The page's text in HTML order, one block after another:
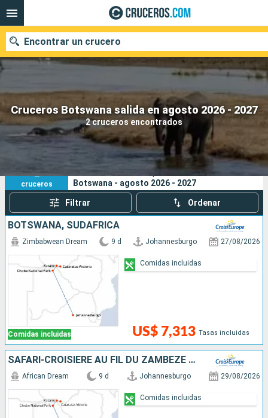
Cruceros Botswana salida en agosto 2026 - 2027
2 cruceros encontrados
Encontrar un crucero
Nuestros destinos
Fecha de salida
Puertos Compañías
Buscar
2
cruceros
Sus criterios de búsqueda:
Botswana - agosto 2026 - 2027
Filtrar Ordenar
BOTSWANA, SUDAFRICA
Comidas incluidas
Zimbabwean Dream 9 d Johannesburgo 27/08/2026
US$ 7,313 Tasas incluidas
Comidas incluidas
SAFARI-CROISIÈRE AU FIL DU ZAMBÈZE - AFRIQUE DU SUD, BOTSWANA, NAMIBIE, ZIMBABWE
African Dream 9 d Johannesburgo 29/08/2026
Comidas incluidas